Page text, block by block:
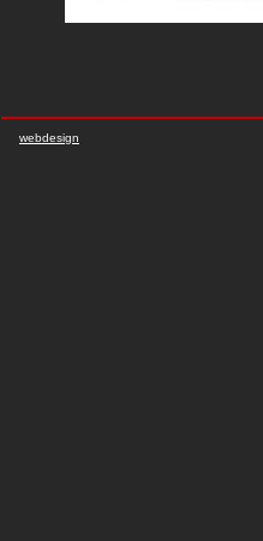
webdesign